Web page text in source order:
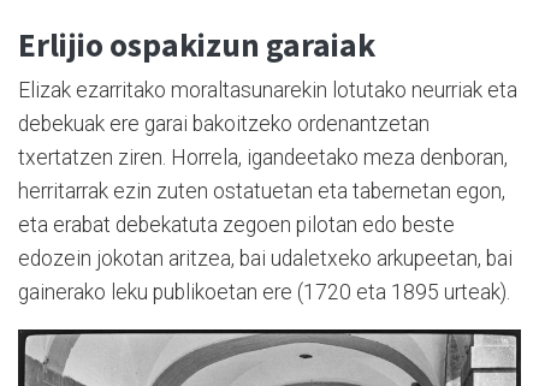
Erlijio ospakizun garaiak
Elizak ezarritako moraltasunarekin lotutako neurriak eta
debekuak ere garai bakoitzeko ordenantzetan
txertatzen ziren. Horrela, igandeetako meza denboran,
herritarrak ezin zuten ostatuetan eta tabernetan egon,
eta erabat debekatuta zegoen pilotan edo beste
edozein jokotan aritzea, bai udaletxeko arkupeetan, bai
gainerako leku publikoetan ere (1720 eta 1895 urteak).